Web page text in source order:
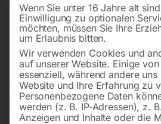
Wenn Sie unter 16 Jahre alt
Einwilligung zu optionalen
möchten, müssen Sie Ihre
um Erlaubnis bitten.
Wir verwenden Cookies und
auf unserer Website. Einige
essenziell, während andere uns
Website und Ihre Erfahrung zu
Personenbezogene Daten
werden (z. B. IP-Adressen), z.
Anzeigen und Inhalte oder die